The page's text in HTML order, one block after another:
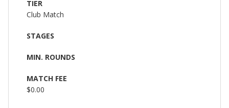
BOGATA TX. 75417
TIER
Club Match
STAGES
MIN. ROUNDS
MATCH FEE
$0.00